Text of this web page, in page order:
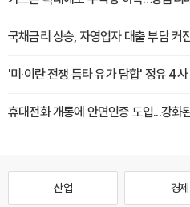
국채금리 상승, 자영업자 대출 부담 커
'미·이란 전쟁 틈타 유가 담합' 정유 4
휴대전화 개통에 안면인증 도입...강화
산업 경제